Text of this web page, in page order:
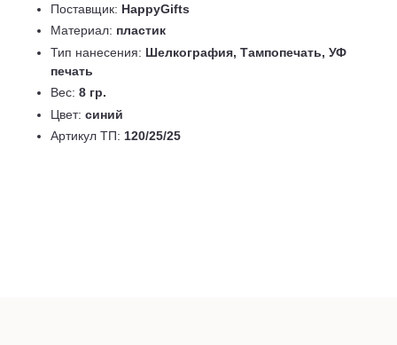
Поставщик: HappyGifts
Материал: пластик
Тип нанесения: Шелкография, Тампопечать, УФ
печать
Вес: 8 гр.
Цвет: синий
Артикул ТП: 120/25/25